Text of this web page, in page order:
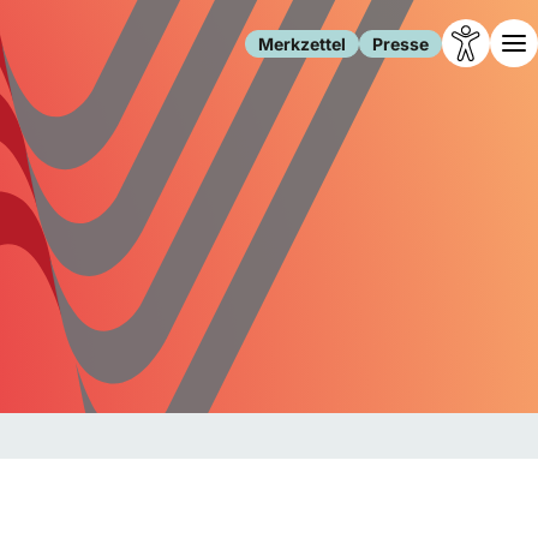
Merkzettel Presse
Leben
Familie
Freizeit
Gesundheit
Internet
Gesellschaft
Forschung
Migration
Polizei